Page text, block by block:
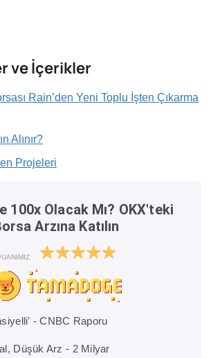
ve İçerikler
Rain’den Yeni Toplu İşten Çıkarma
Alınır?
Projeleri
100x Olacak Mı? OKX'teki
Arzına Katılın
- CNBC Raporu
Düşük Arz - 2 Milyar